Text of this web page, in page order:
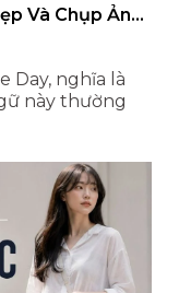
Và Chụp Ảnh
Day, nghĩa là
này thường